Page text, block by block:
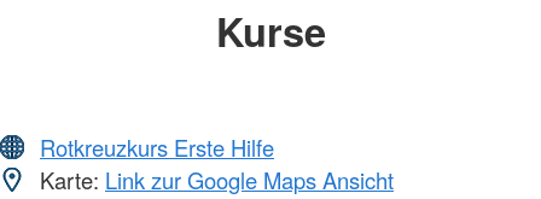
Kurse
Rotkreuzkurs Erste Hilfe
Karte: Link zur Google Maps Ansicht